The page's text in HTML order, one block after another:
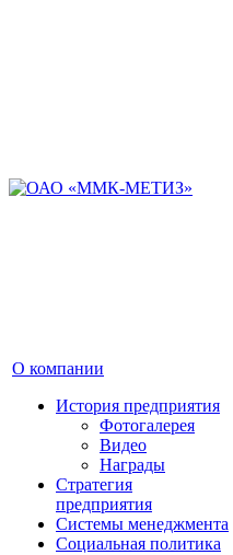
О компании
История предприятия
Фотогалерея
Видео
Награды
Стратегия
предприятия
Системы менеджмента
Социальная политика